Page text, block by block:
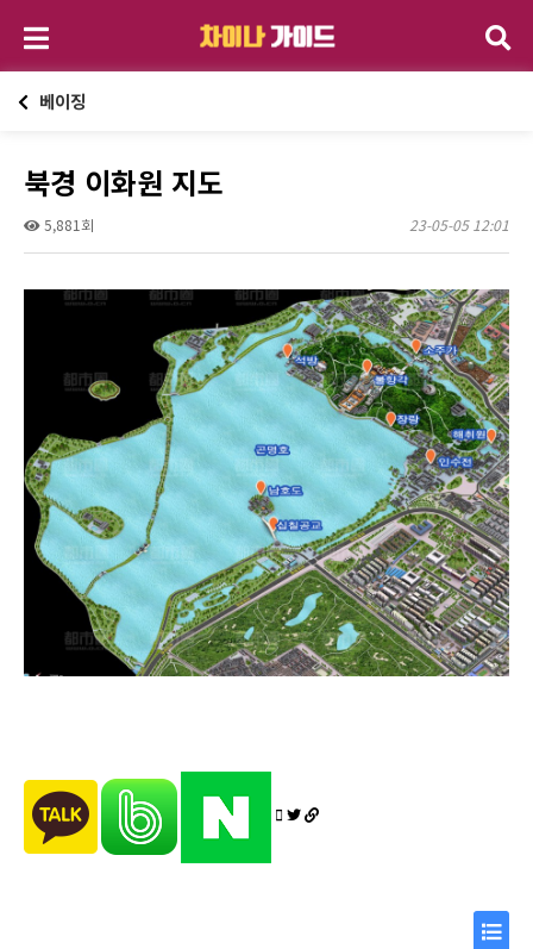
베이징
북경 이화원 지도
5,881회 23-05-05 12:01